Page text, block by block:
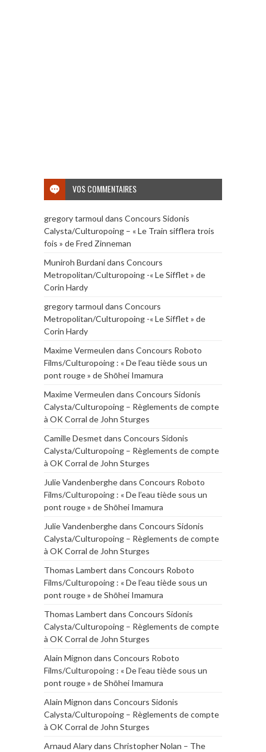
VOS COMMENTAIRES
gregory tarmoul dans Concours Sidonis
Calysta/Culturopoing – « Le Train sifflera trois
fois » de Fred Zinneman
Muniroh Burdanidans Concours
Metropolitan/Culturopoing -« Le Sifflet » de
Corin Hardy
gregory tarmoul dans Concours
Metropolitan/Culturopoing -« Le Sifflet » de
Corin Hardy
Maxime Vermeulen dans Concours Roboto
Films/Culturopoing : « De l’eau tiède sous un
pont rouge » de Shōhei Imamura
Maxime Vermeulen dans Concours Sidonis
Calysta/Culturopoing – Règlements de compte
à OK Corral de John Sturges
Camille Desmet dans Concours Sidonis
Calysta/Culturopoing – Règlements de compte
à OK Corral de John Sturges
Julie Vandenberghedans Concours Roboto
Films/Culturopoing : « De l’eau tiède sous un
pont rouge » de Shōhei Imamura
Julie Vandenberghedans Concours Sidonis
Calysta/Culturopoing – Règlements de compte
à OK Corral de John Sturges
Thomas Lambert dans Concours Roboto
Films/Culturopoing : « De l’eau tiède sous un
pont rouge » de Shōhei Imamura
Thomas Lambert dans Concours Sidonis
Calysta/Culturopoing – Règlements de compte
à OK Corral de John Sturges
Alain Mignon dans Concours Roboto
Films/Culturopoing : « De l’eau tiède sous un
pont rouge » de Shōhei Imamura
Alain Mignon dans Concours Sidonis
Calysta/Culturopoing – Règlements de compte
à OK Corral de John Sturges
Arnaud Alarydans Christopher Nolan – The